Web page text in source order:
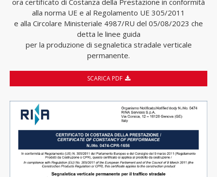
ora certificato di Costanza della Prestazione in conformità
alla norma UE e al Regolamento UE 305/2011
e alla Circolare Ministeriale 4987/RU del 05/08/2023 che
detta le linee guida
per la produzione di segnaletica stradale verticale
permanente.
SCARICA PDF